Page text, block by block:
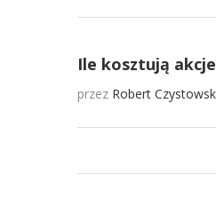
Ile kosztują
przez Robert